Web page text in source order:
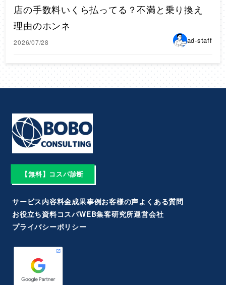
店の手数料いくら払ってる？不満と乗り換え
理由のホンネ
2026/07/28 ad-staff
【無料】コスパ診断
サービス内容料金成果事例お客様の声よくある質問
お役立ち資料コスパWEB集客研究所運営会社
プライバシーポリシー